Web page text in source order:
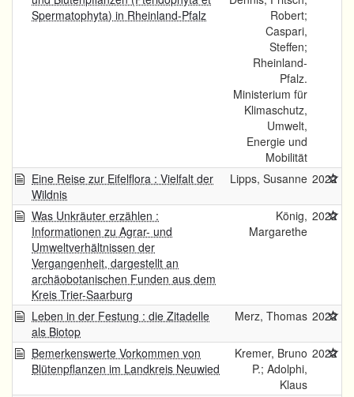
Spermatophyta) in Rheinland-Pfalz
Robert;
Caspari,
Steffen;
Rheinland-
Pfalz.
Ministerium für
Klimaschutz,
Umwelt,
Energie und
Mobilität
Eine Reise zur Eifelflora : Vielfalt der
Wildnis
Lipps, Susanne 2022
Was Unkräuter erzählen :
Informationen zu Agrar- und
Umweltverhältnissen der
Vergangenheit, dargestellt an
archäobotanischen Funden aus dem
Kreis Trier-Saarburg
König,
Margarethe
2022
Leben in der Festung : die Zitadelle
als Biotop
Merz, Thomas 2022
Bemerkenswerte Vorkommen von
Blütenpflanzen im Landkreis Neuwied
Kremer, Bruno
P.; Adolphi,
Klaus
2022